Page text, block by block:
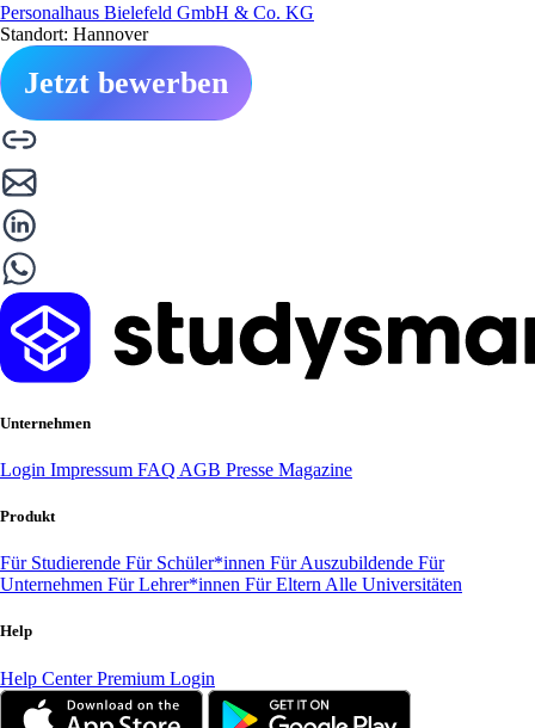
Personalhaus Bielefeld GmbH & Co. KG
Standort: Hannover
Jetzt bewerben
Unternehmen
Login Impressum FAQ AGB Presse Magazine
Produkt
Für Studierende Für Schüler*innen Für Auszubildende Für
Unternehmen Für Lehrer*innen Für Eltern Alle Universitäten
Help
Help CenterPremium Login